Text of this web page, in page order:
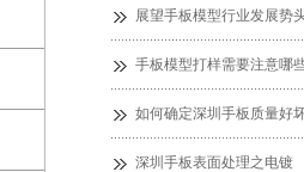
展望手板模型行业发展势
手板模型打样需要注意哪
如何确定深圳手板质量好
深圳手板表面处理之电镀